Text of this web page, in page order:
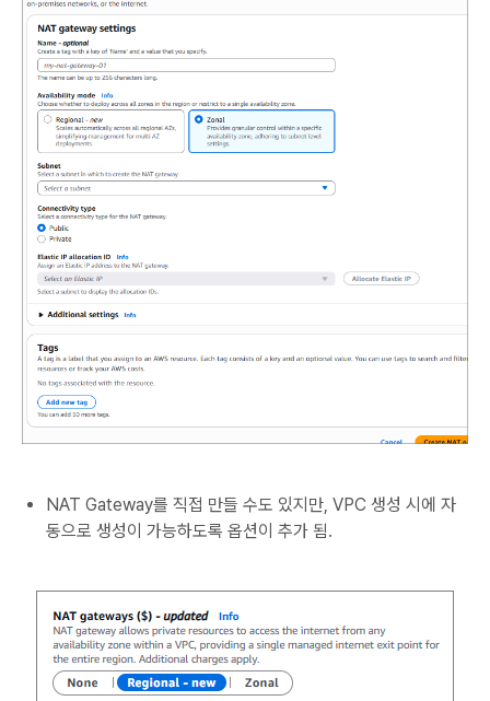
NAT Gateway를 직접 만들 수도 있지만, VPC 생성 시에 자
동으로 생성이 가능하도록 옵션이 추가 됨.